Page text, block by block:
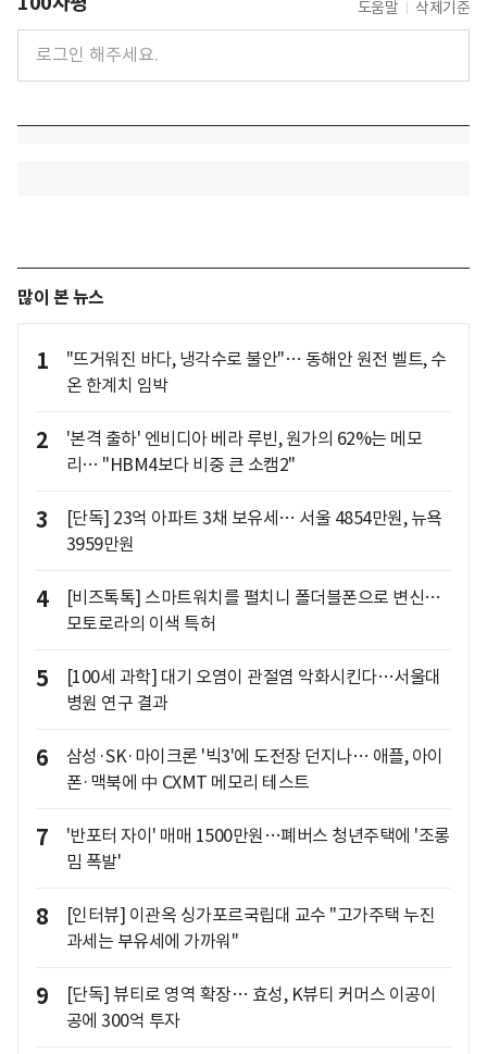
도움말 삭제기준
많이 본 뉴스
1
"뜨거워진 바다, 냉각수로 불안"… 동해안 원전 벨트, 수
온 한계치 임박
2
'본격 출하' 엔비디아 베라 루빈, 원가의 62%는 메모
리… "HBM4보다 비중 큰 소캠2"
3
[단독] 23억 아파트 3채 보유세… 서울 4854만원, 뉴욕
3959만원
4
[비즈톡톡] 스마트워치를 펼치니 폴더블폰으로 변신…
모토로라의 이색 특허
5
[100세 과학] 대기 오염이 관절염 악화시킨다…서울대
병원 연구 결과
6
삼성·SK·마이크론 '빅3'에 도전장 던지나… 애플, 아이
폰·맥북에 中 CXMT 메모리 테스트
7
'반포터 자이' 매매 1500만원…폐버스 청년주택에 '조롱
밈 폭발'
8
[인터뷰] 이관옥 싱가포르국립대 교수 "고가주택 누진
과세는 부유세에 가까워"
9
[단독] 뷰티로 영역 확장… 효성, K뷰티 커머스 이공이
공에 300억 투자